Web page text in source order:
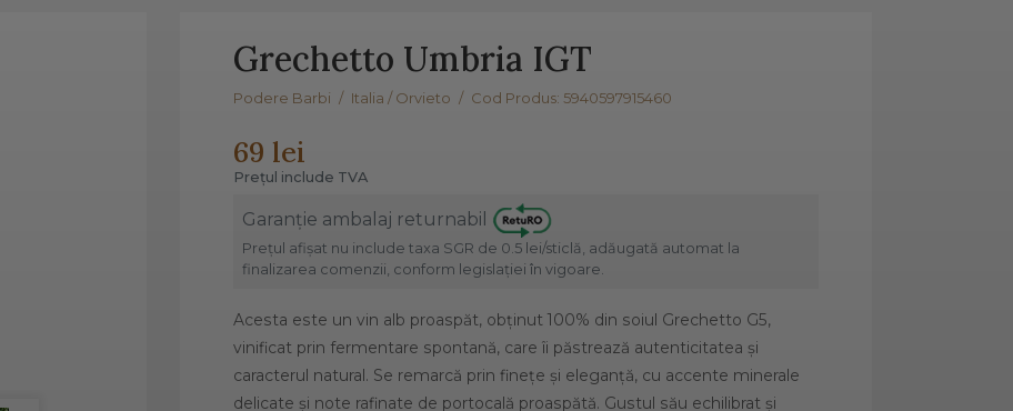
Grechetto Umbria IGT
Podere Barbi / Italia / Orvieto / Cod Produs: 5940597915460
69 lei
Prețul include TVA
Garanție ambalaj returnabil
Prețul afișat nu include taxa SGR de 0.5 lei/sticlă, adăugată automat la
finalizarea comenzii, conform legislației în vigoare.
Acesta este un vin alb proaspăt, obținut 100% din soiul Grechetto G5,
vinificat prin fermentare spontană, care îi păstrează autenticitatea și
caracterul natural. Se remarcă prin finețe și eleganță, cu accente minerale
delicate și note rafinate de portocală proaspătă. Gustul său echilibrat și